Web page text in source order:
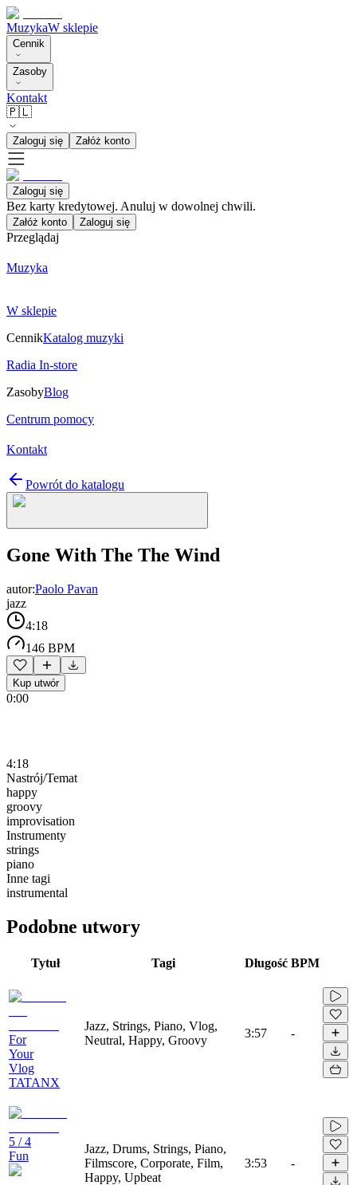
MuzykaW sklepie
Cennik
Zasoby
Kontakt
🇵🇱
Zaloguj się Załóż konto
Zaloguj się
Bez karty kredytowej. Anuluj w dowolnej chwili.
Załóż konto Zaloguj się
Przeglądaj
Muzyka
W sklepie
CennikKatalog muzyki
Radia In-store
ZasobyBlog
Centrum pomocy
Kontakt
Powrót do katalogu
Gone With The The Wind
autor:Paolo Pavan
jazz
4:18
146 BPM
Kup utwór
0:00
4:18
Nastrój/Temat
happy
groovy
improvisation
Instrumenty
strings
piano
Inne tagi
instrumental
Podobne utwory
Tytuł Tagi Długość BPM
For
Your
Vlog
TATANX
Jazz, Strings, Piano, Vlog,
Neutral, Happy, Groovy
3:57 -
5 / 4
Fun
Jazz, Drums, Strings, Piano,
Filmscore, Corporate, Film,
Happy, Upbeat
3:53 -